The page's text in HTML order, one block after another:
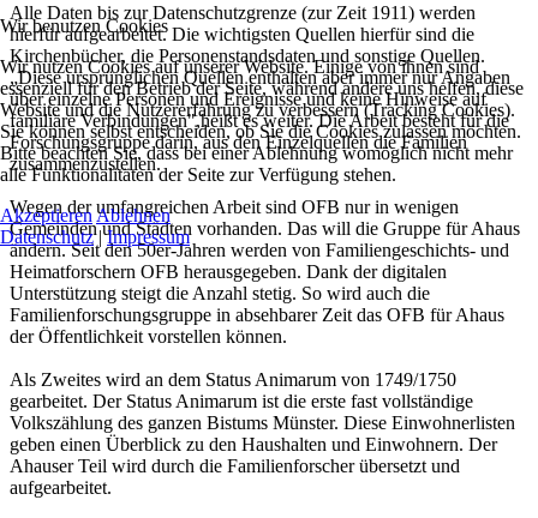
Alle Daten bis zur Datenschutzgrenze (zur Zeit 1911) werden
hierfür aufgearbeitet. Die wichtigsten Quellen hierfür sind die
Kirchenbücher, die Personenstandsdaten und sonstige Quellen.
„Diese ursprünglichen Quellen enthalten aber immer nur Angaben
über einzelne Personen und Ereignisse und keine Hinweise auf
familiäre Verbindungen",heißt es weiter. Die Arbeit besteht für die
Forschungsgruppe darin, aus den Einzelquellen die Familien
zusammenzustellen.
Wegen der umfangreichen Arbeit sind OFB nur in wenigen
Gemeinden und Städten vorhanden. Das will die Gruppe für Ahaus
ändern. Seit den 50er-Jahren werden von Familiengeschichts- und
Heimatforschern OFB herausgegeben. Dank der digitalen
Unterstützung steigt die Anzahl stetig. So wird auch die
Familienforschungsgruppe in absehbarer Zeit das OFB für Ahaus
der Öffentlichkeit vorstellen können.
Als Zweites wird an dem Status Animarum von 1749/1750
gearbeitet. Der Status Animarum ist die erste fast vollständige
Volkszählung des ganzen Bistums Münster. Diese Einwohnerlisten
geben einen Überblick zu den Haushalten und Einwohnern. Der
Ahauser Teil wird durch die Familienforscher übersetzt und
aufgearbeitet.
Wir benutzen Cookies
Wir nutzen Cookies auf unserer Website. Einige von ihnen sind
essenziell für den Betrieb der Seite, während andere uns helfen, diese
Website und die Nutzererfahrung zu verbessern (Tracking Cookies).
Sie können selbst entscheiden, ob Sie die Cookies zulassen möchten.
Bitte beachten Sie, dass bei einer Ablehnung womöglich nicht mehr
alle Funktionalitäten der Seite zur Verfügung stehen.
Akzeptieren Ablehnen
Datenschutz|Impressum